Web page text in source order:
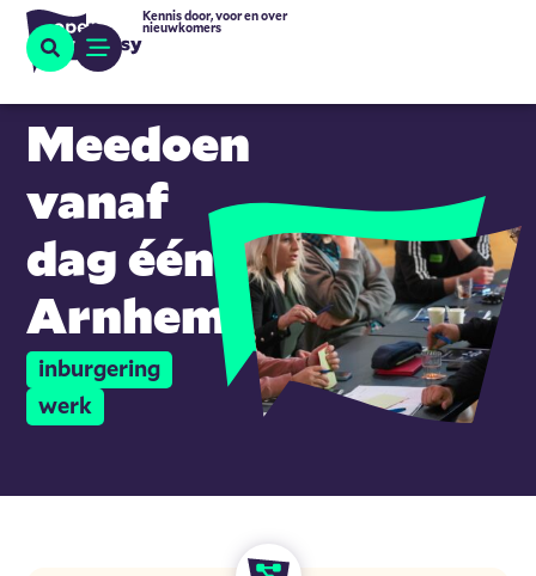
Kennis door, voor en over
nieuwkomers
Meedoen
vanaf
dag één –
Arnhem
inburgering
werk